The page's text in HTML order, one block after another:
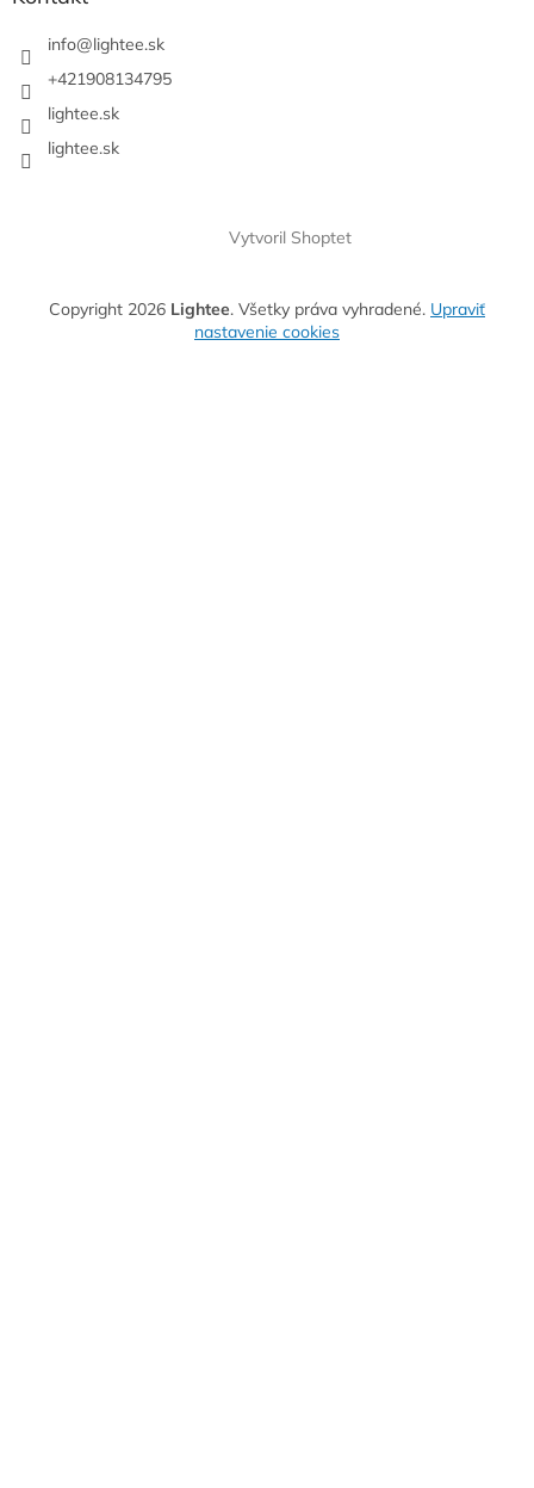
info@lightee.sk
+421908134795
lightee.sk
lightee.sk
Vytvoril Shoptet
Copyright 2026 Lightee. Všetky práva vyhradené. Upraviť
nastavenie cookies